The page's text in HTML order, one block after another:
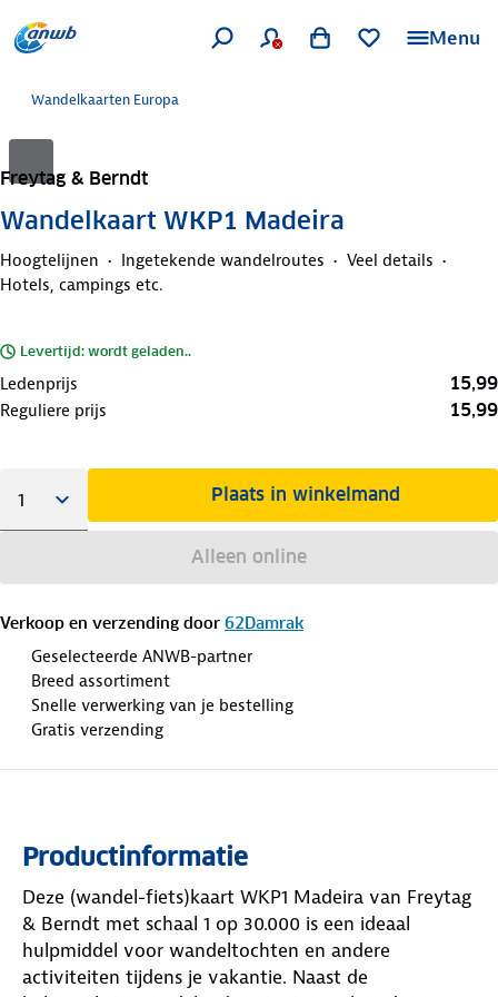
Menu
Wandelkaarten Europa
Freytag & Berndt
Wandelkaart WKP1 Madeira
Hoogtelijnen Ingetekende wandelroutes
Veel details
Hotels, campings etc.
Levertijd: wordt geladen..
Ledenprijs 15,99
Reguliere prijs 15,99
Plaats in winkelmand
Alleen online
Verkoop en verzending door 62Damrak
Geselecteerde ANWB-partner
Breed assortiment
Snelle verwerking van je bestelling
Gratis verzending
Productinformatie
Deze (wandel-fiets)kaart WKP1 Madeira van Freytag
& Berndt met schaal 1 op 30.000 is een ideaal
hulpmiddel voor wandeltochten en andere
activiteiten tijdens je vakantie. Naast de